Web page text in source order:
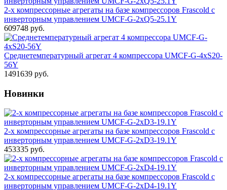
2-х компрессорные агрегаты на базе компрессоров Frascold с
инверторным управлением UMCF-G-2xQ5-25.1Y
609748 руб.
Среднетемпературный агрегат 4 компрессора UMCF-G-4xS20-
56Y
1491639 руб.
Новинки
2-х компрессорные агрегаты на базе компрессоров Frascold с
инверторным управлением UMCF-G-2xD3-19.1Y
453335 руб.
2-х компрессорные агрегаты на базе компрессоров Frascold с
инверторным управлением UMCF-G-2xD4-19.1Y